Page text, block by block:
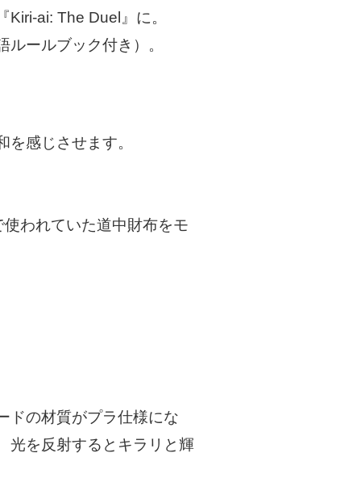
ai: The Duel』に。
ールブック付き）。
感じさせます。
われていた道中財布をモ
ドの材質がプラ仕様にな
光を反射するとキラリと輝